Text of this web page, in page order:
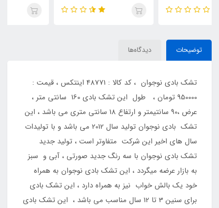
توضیحات دیدگاه‌ها
تشک بادی نوجوان ، کد کالا : 48771 اینتکس ، قیمت :
950000 تومان ، طول این تشک بادی 160 سانتی متر ،
عرض ،90 سانتیمتر و ارتفاع 18 سانتی متری می باشد ، این
تشک بادی نوجوان تولید سال 2012 می باشد و با تولیدات
سال های اخیر این شرکت متفاوتر است ، تولید جدید
تشک بادی نوجوان با سه رنگ جدید صورتی ، آبی و سبز
به بازار عرضه میگردد ، این تشک بادی نوجوان به همراه
خود یک بالش خواب نیز به همراه دارد ، این تشک بادی
برای سنین 3 تا 12 سال مناسب می باشد ، این تشک بادی